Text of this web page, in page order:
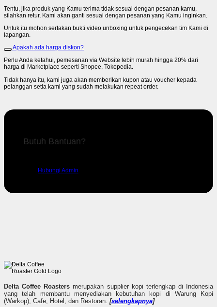
Tentu, jika produk yang Kamu terima tidak sesuai dengan pesanan kamu,
silahkan retur, Kami akan ganti sesuai dengan pesanan yang Kamu inginkan.
Untuk itu mohon sertakan bukti video unboxing untuk pengecekan tim Kami di
lapangan.
Apakah ada harga diskon?
Perlu Anda ketahui, pemesanan via Website lebih murah hingga 20% dari
harga di Marketplace seperti Shopee, Tokopedia.
Tidak hanya itu, kami juga akan memberikan kupon atau voucher kepada
pelanggan setia kami yang sudah melakukan repeat order.
Butuh Bantuan?
Hubungi Admin
Delta Coffee Roasters merupakan supplier kopi terlengkap di Indonesia
yang telah membantu menyediakan kebutuhan kopi di Warung Kopi
(Warkop), Cafe, Hotel, dan Restoran. [selengkapnya]